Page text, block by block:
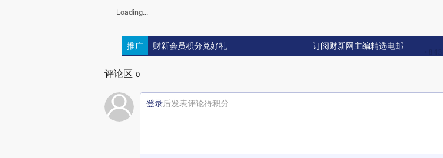
Loading...
推广 财新会员积分兑好礼 订阅财新网主编精选电邮
评论区 0
登录后发表评论得积分